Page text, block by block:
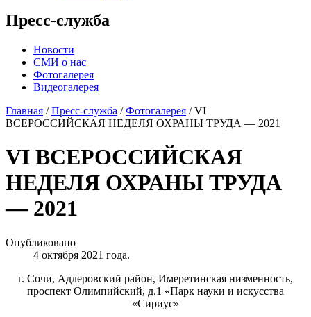
Пресс-служба
Новости
СМИ о нас
Фотогалерея
Видеогалерея
Главная / Пресс-служба / Фотогалерея / VI
ВСЕРОССИЙСКАЯ НЕДЕЛЯ ОХРАНЫ ТРУДА — 2021
VI ВСЕРОССИЙСКАЯ
НЕДЕЛЯ ОХРАНЫ ТРУДА
— 2021
Опубликовано
4 октября 2021 года.
г. Сочи, Адлеровский район, Имеретинская низменность,
проспект Олимпийский, д.1 «Парк науки и искусства
«Сириус»